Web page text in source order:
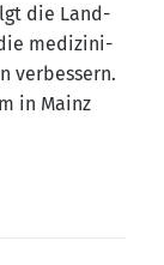
die Land­
medi­zi­ni­
ver­bes­sern.
in Mainz